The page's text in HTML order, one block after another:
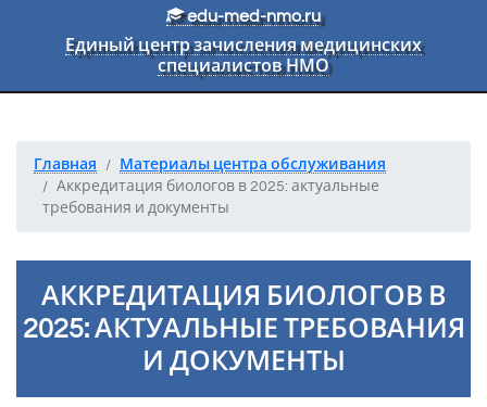
Перейти к основному текстуedu-med-nmo.ru
Единый центр зачисления медицинских
специалистов НМО
Главная
Материалы центра обслуживания
Аккредитация биологов в 2025: актуальные
требования и документы
АККРЕДИТАЦИЯ БИОЛОГОВ В
2025: АКТУАЛЬНЫЕ ТРЕБОВАНИЯ
И ДОКУМЕНТЫ